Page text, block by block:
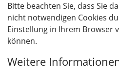
Bitte beachten Sie, dass Sie
nicht notwendigen Cookies
Einstellung in Ihrem Browser
können.
Weitere Informationen